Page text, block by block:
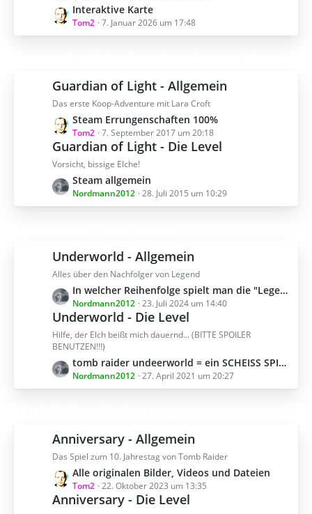
B
ä
g
L
e
t
e
B
e
i
t
r
ä
g
e
Interaktive Karte
Tom2 7. Januar 2026 um 17:48
Guardian of Light - Allgemein
Das erste Koop-Adventure mit Lara Croft
L
e
t
z
e
B
r
ä
g
e
Steam Errungenschaften 100%
Tom2 7. September 2017 um 20:18
Guardian of Light - Die Level
Vorsicht, bissige Elche!
L
e
t
e
B
e
i
t
r
ä
g
e
Steam allgemein
Nordmann2012 28. Juli 2015 um 10:29
Underworld - Allgemein
Alles über den Nachfolger von Legend
L
e
t
z
t
e
B
e
ä
g
e
In welcher Reihenfolge spielt man die "Legend" Zeitlinie ?
Nordmann2012 23. Juli 2024 um 14:40
Underworld - Die Level
Hilfe, der Elch beißt mich dauernd... (BITTE SPOILER
BENUTZEN!!!)
L
e
t
e
B
e
i
t
r
tomb raider undeerworld = ein SCHEISS SPIEL !!!!!!!
Nordmann2012 27. April 2021 um 20:27
Anniversary - Allgemein
Das Spiel zum 10. Jahrestag von Tomb Raider
L
e
t
Alle originalen Bilder, Videos und Dateien
Tom2 22. Oktober 2023 um 13:35
Anniversary - Die Level